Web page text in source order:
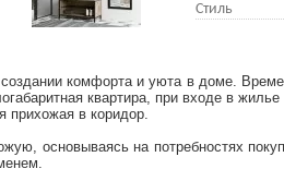
Стиль
комфорта и уюта в доме.
квартира, при входе в
прихожая в коридор.
основываясь на потребностях